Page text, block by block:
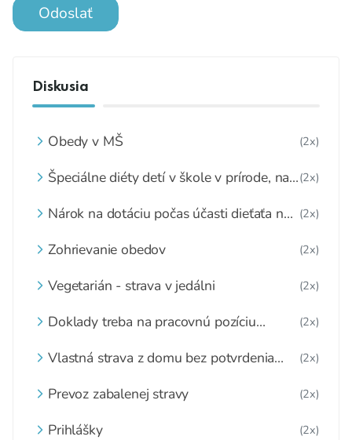
Odoslať
Diskusia
Obedy v MŠ (2x)
Špeciálne diéty detí v škole v prírode, na
(2x)
Nárok na dotáciu počas účasti dieťaťa na
(2x)
Zohrievanie obedov (2x)
Vegetarián - strava v jedálni (2x)
Doklady treba na pracovnú pozíciu
(2x)
Vlastná strava z domu bez potvrdenia
(2x)
Prevoz zabalenej stravy (2x)
Prihlášky (2x)